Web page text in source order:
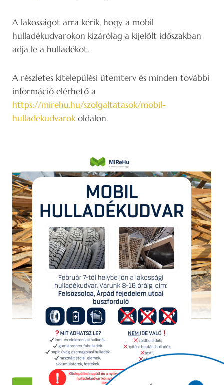
A lakosságot arra kérik, hogy a mobil
hulladékudvarokon kizárólag a kijelölt időszakban
adja le a hulladékot.
A részletes kitelepülési ütemterv és minden további
információ elérhető a
https://mirehu.hu/szolgaltatasok/mobil-
hulladekudvarokoldalon.